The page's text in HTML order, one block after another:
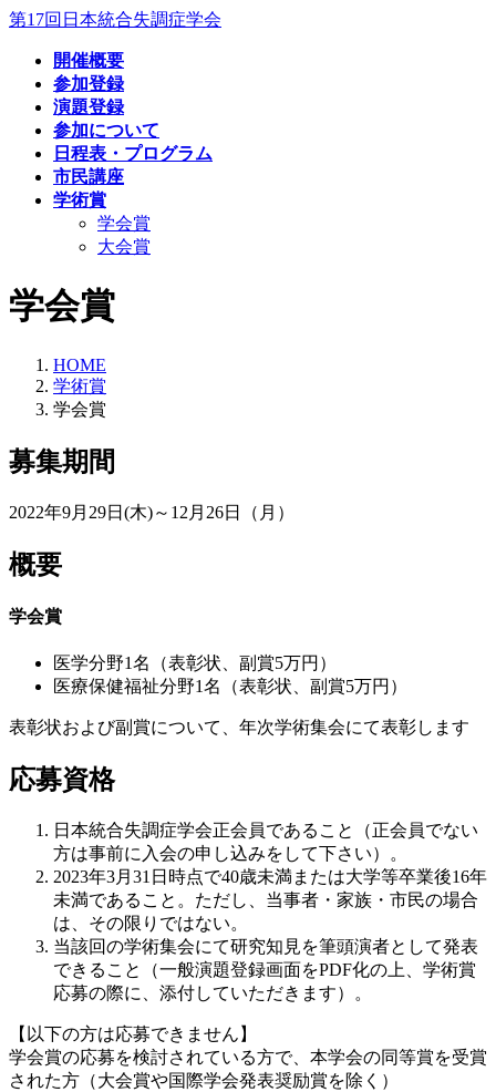
コ
ナ
第17回日本統合失調症学会
開催概要
参加登録
演題登録
参加について
日程表・プログラム
市民講座
学術賞
学会賞
大会賞
学会賞
HOME
学術賞
学会賞
募集期間
2022年9月29日(木)～12月26日（月）
概要
学会賞
医学分野1名（表彰状、副賞5万円）
医療保健福祉分野1名（表彰状、副賞5万円）
表彰状および副賞について、年次学術集会にて表彰します
応募資格
日本統合失調症学会正会員であること（正会員でない
方は事前に入会の申し込みをして下さい）。
2023年3月31日時点で40歳未満または大学等卒業後16年
未満であること。ただし、当事者・家族・市民の場合
は、その限りではない。
当該回の学術集会にて研究知見を筆頭演者として発表
できること（一般演題登録画面をPDF化の上、学術賞
応募の際に、添付していただきます）。
【以下の方は応募できません】
学会賞の応募を検討されている方で、本学会の同等賞を受賞
された方（大会賞や国際学会発表奨励賞を除く）